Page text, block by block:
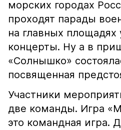
морских городах
проходят парады
на главных площадях
концерты. Ну а в
«Солнышко»
посвященная
Участники
две команды. Игра
это командная игра.